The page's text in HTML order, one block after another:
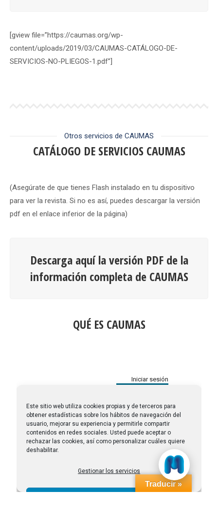
[gview file=”https://caumas.org/wp-
content/uploads/2019/03/CAUMAS-CATÁLOGO-DE-
SERVICIOS-NO-PLIEGOS-1.pdf”]
Otros servicios de CAUMAS
CATÁLOGO DE SERVICIOS CAUMAS
(Asegúrate de que tienes Flash instalado en tu dispositivo
para ver la revista. Si no es así, puedes descargar la versión
pdf en el enlace inferior de la página)
Descarga aquí la versión PDF de la
información completa de CAUMAS
QUÉ ES CAUMAS